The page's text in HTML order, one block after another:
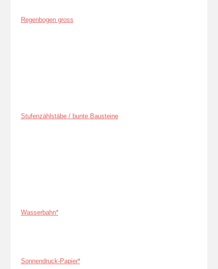
Regenbogen gross
Stufenzählstäbe / bunte Bausteine
Wasserbahn*
Sonnendruck-Papier*